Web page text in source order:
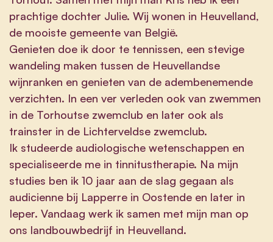
prachtige dochter Julie. Wij wonen in Heuvelland,
de mooiste gemeente van België.
Genieten doe ik door te tennissen, een stevige
wandeling maken tussen de Heuvellandse
wijnranken en genieten van de adembenemende
verzichten. In een ver verleden ook van zwemmen
in de Torhoutse zwemclub en later ook als
trainster in de Lichterveldse zwemclub.
Ik studeerde audiologische wetenschappen en
specialiseerde me in tinnitustherapie. Na mijn
studies ben ik 10 jaar aan de slag gegaan als
audicienne bij Lapperre in Oostende en later in
Ieper. Vandaag werk ik samen met mijn man op
ons landbouwbedrijf in Heuvelland.